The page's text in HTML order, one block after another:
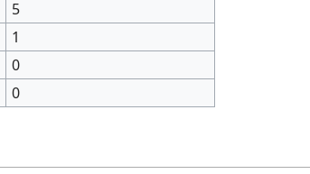
5
1
0
0